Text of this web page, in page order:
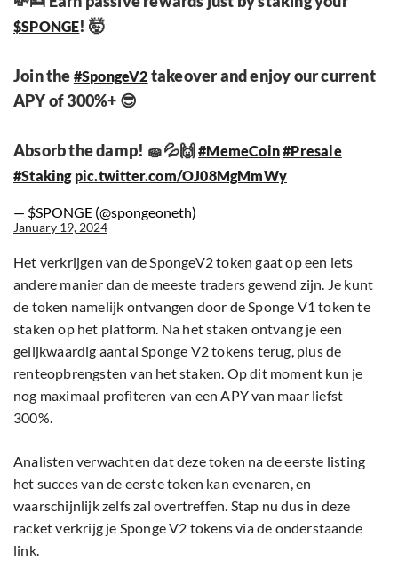
$SPONGE! 🤯
Join the #SpongeV2 takeover and enjoy our current
APY of 300%+ 😎
Absorb the damp! 🧽💦🙌#MemeCoin#Presale
#Staking pic.twitter.com/OJ08MgMmWy
— $SPONGE (@spongeoneth)
January 19, 2024
Het verkrijgen van de SpongeV2 token gaat op een iets
andere manier dan de meeste traders gewend zijn. Je kunt
de token namelijk ontvangen door de Sponge V1 token te
staken op het platform. Na het staken ontvang je een
gelijkwaardig aantal Sponge V2 tokens terug, plus de
renteopbrengsten van het staken. Op dit moment kun je
nog maximaal profiteren van een APY van maar liefst
300%.
Analisten verwachten dat deze token na de eerste listing
het succes van de eerste token kan evenaren, en
waarschijnlijk zelfs zal overtreffen. Stap nu dus in deze
racket verkrijg je Sponge V2 tokens via de onderstaande
link.